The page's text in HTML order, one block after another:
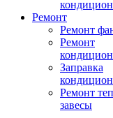
Ремонт
Ремонт
Ремонт
Заправка
Ремонт
завесы